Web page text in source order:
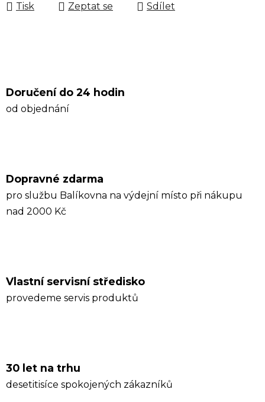
Tisk Zeptat se Sdílet
Doručení do 24 hodin
od objednání
Dopravné zdarma
pro službu Balíkovna na výdejní místo při nákupu
nad 2000 Kč
Vlastní servisní středisko
provedeme servis produktů
30 let na trhu
desetitisíce spokojených zákazníků